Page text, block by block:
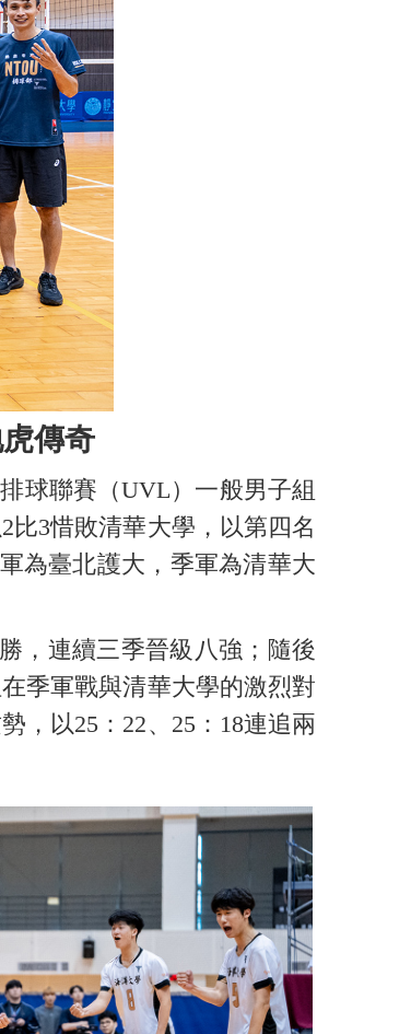
傳奇
球聯賽（UVL）一般男子組
比3惜敗清華大學，以第四名
為臺北護大，季軍為清華大
，連續三季晉級八強；隨後
季軍戰與清華大學的激烈對
，以25：22、25：18連追兩